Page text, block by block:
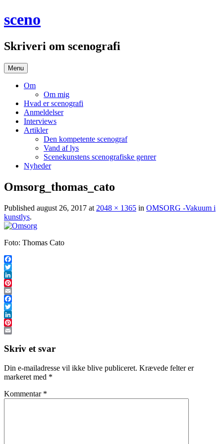
til
sceno
Skriveri om scenografi
Menu
Om
Om mig
Hvad er scenografi
Anmeldelser
Interviews
Artikler
Den kompetente scenograf
Vand af lys
Scenekunstens scenografiske genrer
Nyheder
Omsorg_thomas_cato
Published august 26, 2017 at 2048 × 1365 in OMSORG -Vakuum i
kunstlys.
Foto: Thomas Cato
Facebook
Twitter
LinkedIn
Pinterest
Email
Facebook
Twitter
LinkedIn
Pinterest
Skriv et svar
Din e-mailadresse vil ikke blive publiceret. Krævede felter er
markeret med *
Kommentar *